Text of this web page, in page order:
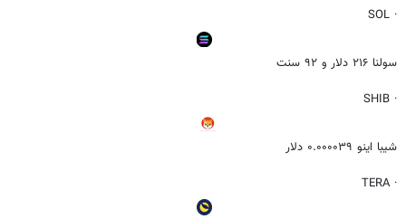
· SOL
سولنا ۲۱۶ دلار و ۹۲ سنت
· SHIB
شیبا اینو ۰.۰۰۰۰۳۹ دلار
· TERA